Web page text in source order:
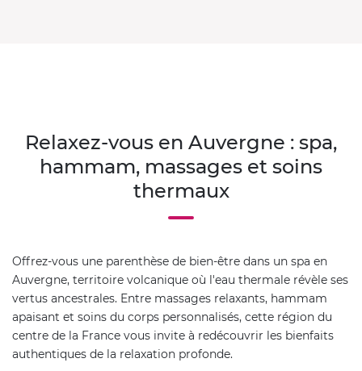
Relaxez-vous en Auvergne : spa,
hammam, massages et soins
thermaux
Offrez-vous une parenthèse de bien-être dans un spa en
Auvergne, territoire volcanique où l'eau thermale révèle ses
vertus ancestrales. Entre massages relaxants, hammam
apaisant et soins du corps personnalisés, cette région du
centre de la France vous invite à redécouvrir les bienfaits
authentiques de la relaxation profonde.